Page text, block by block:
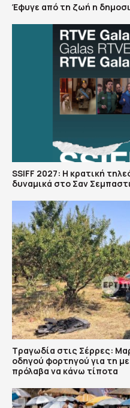
Έφυγε από τη ζωή η
SSIFF 2027: Η κρατική
δυναμικά στο Σαν
Τραγωδία στις Σέρρες:
οδηγού φορτηγού για τη
πρόλαβα να κάνω τίποτα